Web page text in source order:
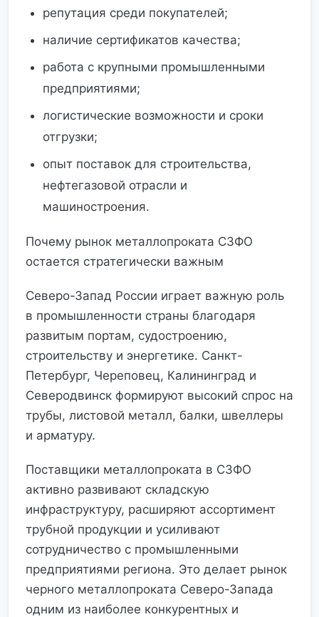
репутация среди покупателей;
наличие сертификатов качества;
работа с крупными промышленными
предприятиями;
логистические возможности и сроки
отгрузки;
опыт поставок для строительства,
нефтегазовой отрасли и
машиностроения.
Почему рынок металлопроката СЗФО
остается стратегически важным
Северо-Запад России играет важную роль
в промышленности страны благодаря
развитым портам, судостроению,
строительству и энергетике. Санкт-
Петербург, Череповец, Калининград и
Северодвинск формируют высокий спрос на
трубы, листовой металл, балки, швеллеры
и арматуру.
Поставщики металлопроката в СЗФО
активно развивают складскую
инфраструктуру, расширяют ассортимент
трубной продукции и усиливают
сотрудничество с промышленными
предприятиями региона. Это делает рынок
черного металлопроката Северо-Запада
одним из наиболее конкурентных и